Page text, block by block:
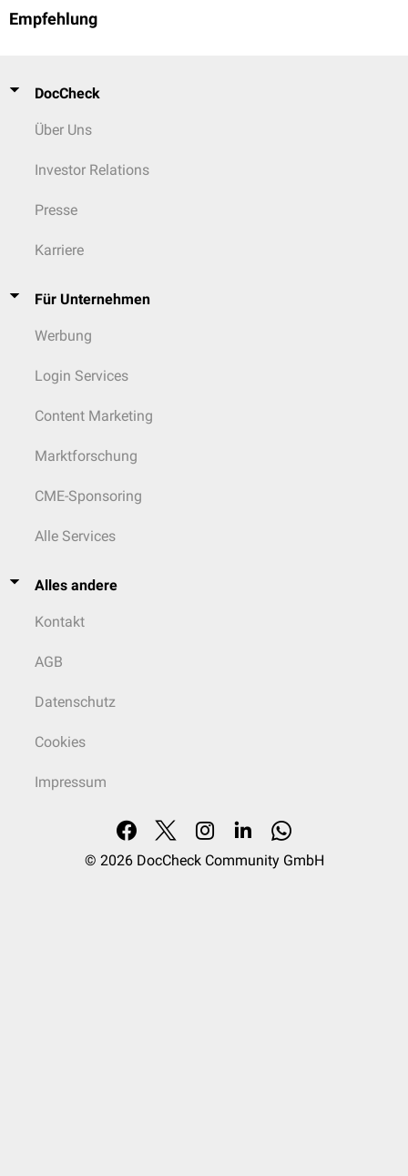
Empfehlung
DocCheck
Über Uns
Investor Relations
Presse
Karriere
Für Unternehmen
Werbung
Login Services
Content Marketing
Marktforschung
CME-Sponsoring
Alle Services
Alles andere
Kontakt
AGB
Datenschutz
Cookies
Impressum
© 2026 DocCheck Community GmbH